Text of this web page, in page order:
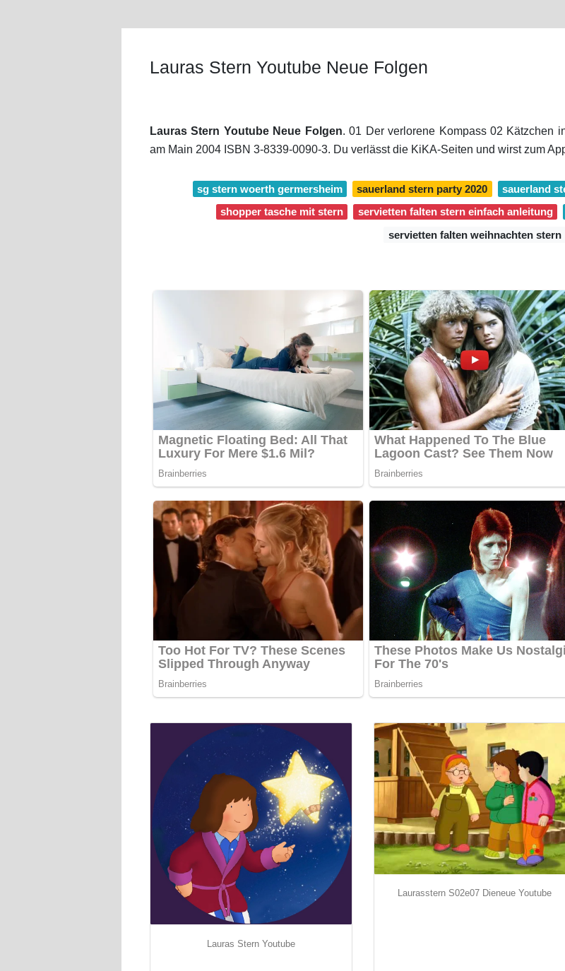
Lauras Stern Youtube Neue Folgen
Lauras Stern Youtube Neue Folgen. 01 Der verlorene Kompass 02 Kätzchen
am Main 2004 ISBN 3-8339-0090-3. Du verlässt die KiKA-Seiten und wirst zum
sg stern woerth germersheim sauerland stern party 2020 sauerland
shopper tasche mit stern
servietten falten stern einfach anleitung
servietten falten weihnachten stern
Lauras Stern Youtube
Laurasstern S02e07 Dieneue Youtube